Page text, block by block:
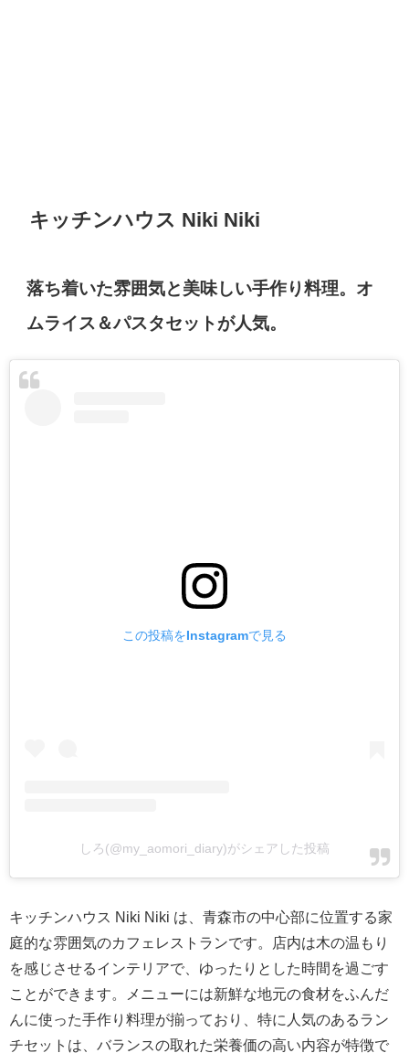
キッチンハウス Niki Niki
落ち着いた雰囲気と美味しい手作り料理。オ
ムライス＆パスタセットが人気。
この投稿をInstagramで見る
しろ(@my_aomori_diary)がシェアした投稿
キッチンハウス Niki Niki は、青森市の中心部に位置する家
庭的な雰囲気のカフェレストランです。店内は木の温もり
を感じさせるインテリアで、ゆったりとした時間を過ごす
ことができます。メニューには新鮮な地元の食材をふんだ
んに使った手作り料理が揃っており、特に人気のあるラン
チセットは、バランスの取れた栄養価の高い内容が特徴で